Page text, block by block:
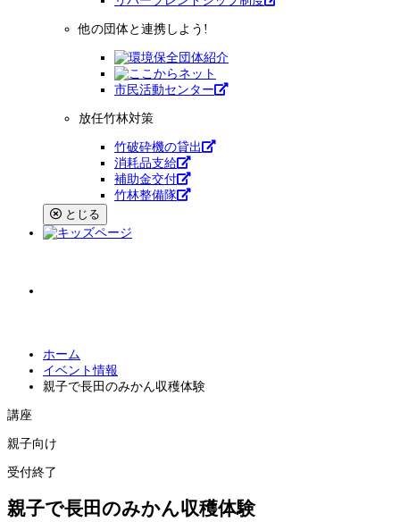
他の団体と連携しよう!
市⺠活動センター
放任竹林対策
竹破砕機の貸出
消耗品支給
補助金交付
竹林整備隊
とじる
ホーム
イベント情報
親子で長田のみかん収穫体験
講座
親子向け
受付終了
親子で長田のみかん収穫体験